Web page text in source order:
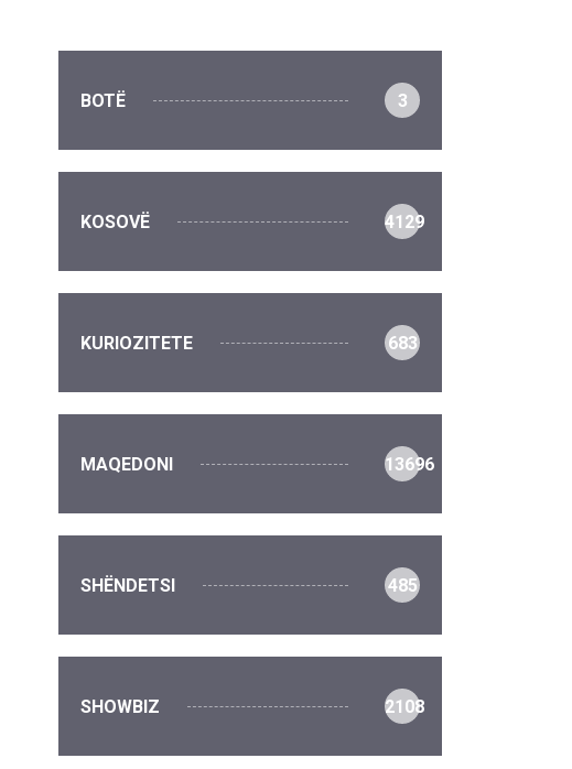
BOTË 3
KOSOVË 4129
KURIOZITETE 683
MAQEDONI 13696
SHËNDETSI 485
SHOWBIZ 2108